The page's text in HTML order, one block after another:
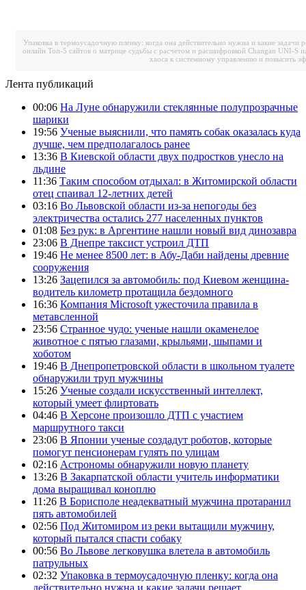
Упаковка в термоусадочную пленку: когда она действительно нужна и какие задачи
онлайн Топ-5 сайтов о матрице судьбы с расчетом и расшифровкой Changan UNI-S
хаоса к системному управлению и повысить
Лента публикаций
00:06 На Луне обнаружили стеклянные полупрозрачные
шарики
19:56 Ученые выяснили, что память собак оказалась куда
лучше, чем предполагалось ранее
13:36 В Киевской области двух подростков унесло на
льдине
11:36 Таким способом отдыхал: в Житомирской области
отец спаивал 12-летних детей
03:16 Во Львовской области из-за непогоды без
электричества остались 277 населенных пунктов
01:08 Без рук: в Аргентине нашли новый вид динозавра
23:06 В Днепре таксист устроил ДТП
19:46 Не менее 8500 лет: в Абу-Даби найдены древние
сооружения
13:26 Зацепился за автомобиль: под Киевом женщина-
водитель километр протащила бездомного
16:36 Компания Microsoft ужесточила правила в
метавсленной
23:56 Странное чудо: ученые нашли окаменелое
животное с пятью глазами, крыльями, шыпами и
хоботом
19:46 В Днепропетровской области в школьном туалете
обнаружили труп мужчины
15:26 Ученые создали искусственный интеллект,
который умеет флиртовать
04:46 В Херсоне произошло ДТП с участием
маршрутного такси
23:06 В Японии ученые создадут роботов, которые
помогут пенсионерам гулять по улицам
02:16 Астрономы обнаружили новую планету
13:26 В Закарпатской области учитель информатики
дома выращивал коноплю
11:26 В Борисполе неадекватный мужчина протаранил
пять автомобилей
02:56 Под Житомиром из реки вытащили мужчину,
который пытался спасти собаку
00:56 Во Львове легковушка влетела в автомобиль
патрульных
02:32 Упаковка в термоусадочную пленку: когда она
действительно нужна и какие задачи решает